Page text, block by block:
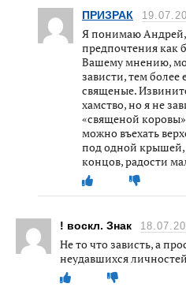
ПРИЗРАК
Я понимаю
предпочтения как
Вашему мнению,
зависти, тем
священые.
хамство, но я не
«священой
можно въехать
под одной крышей,
концов, радости
! воскл. Знак
Не то что зависть, а
неудавшихся личностей